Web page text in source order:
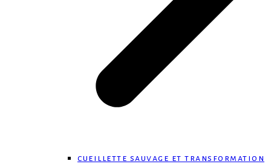
cueillette sauvage et transformation